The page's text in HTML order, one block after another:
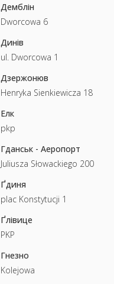
Демблін
Dworcowa 6
Динів
ul. Dworcowa 1
Дзержонюв
Henryka Sienkiewicza 18
Елк
pkp
Гданськ - Аеропорт
Juliusza Słowackiego 200
Ґдиня
plac Konstytucji 1
Ґлівице
PKP
Гнезно
Kolejowa